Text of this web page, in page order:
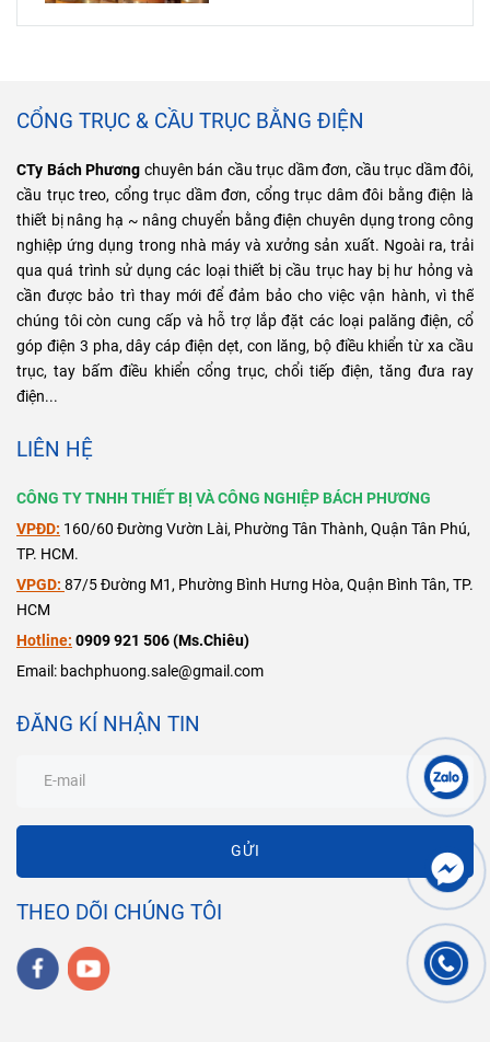
CỔNG TRỤC & CẦU TRỤC BẰNG ĐIỆN
CTy Bách Phương chuyên bán cầu trục dầm đơn, cầu trục dầm đôi,
cầu trục treo, cổng trục dầm đơn, cổng trục dâm đôi bằng điện là
thiết bị nâng hạ ~ nâng chuyển bằng điện chuyên dụng trong công
nghiệp ứng dụng trong nhà máy và xưởng sản xuất. Ngoài ra, trải
qua quá trình sử dụng các loại thiết bị cầu trục hay bị hư hỏng và
cần được bảo trì thay mới để đảm bảo cho việc vận hành, vì thế
chúng tôi còn cung cấp và hỗ trợ lắp đặt các loại palăng điện, cổ
góp điện 3 pha, dây cáp điện dẹt, con lăng, bộ điều khiển từ xa cầu
trục, tay bấm điều khiển cổng trục, chổi tiếp điện, tăng đưa ray
điện...
LIÊN HỆ
CÔNG TY TNHH THIẾT BỊ VÀ CÔNG NGHIỆP BÁCH PHƯƠNG
VPĐD: 160/60 Đường Vườn Lài, Phường Tân Thành, Quận Tân Phú,
TP. HCM.
VPGD: 87/5 Đường M1, Phường Bình Hưng Hòa, Quận Bình Tân, TP.
HCM
Hotline: 0909 921 506 (Ms.Chiêu)
Email: bachphuong.sale@gmail.com
ĐĂNG KÍ NHẬN TIN
GỬI
THEO DÕI CHÚNG TÔI